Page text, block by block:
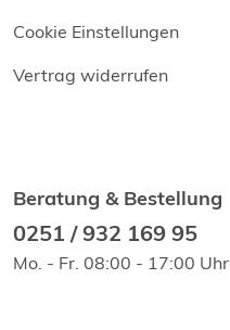
Cookie Einstellungen
Vertrag widerrufen
Beratung & Bestellung
0251 / 932 169 95
Mo. - Fr. 08:00 - 17:00 Uhr